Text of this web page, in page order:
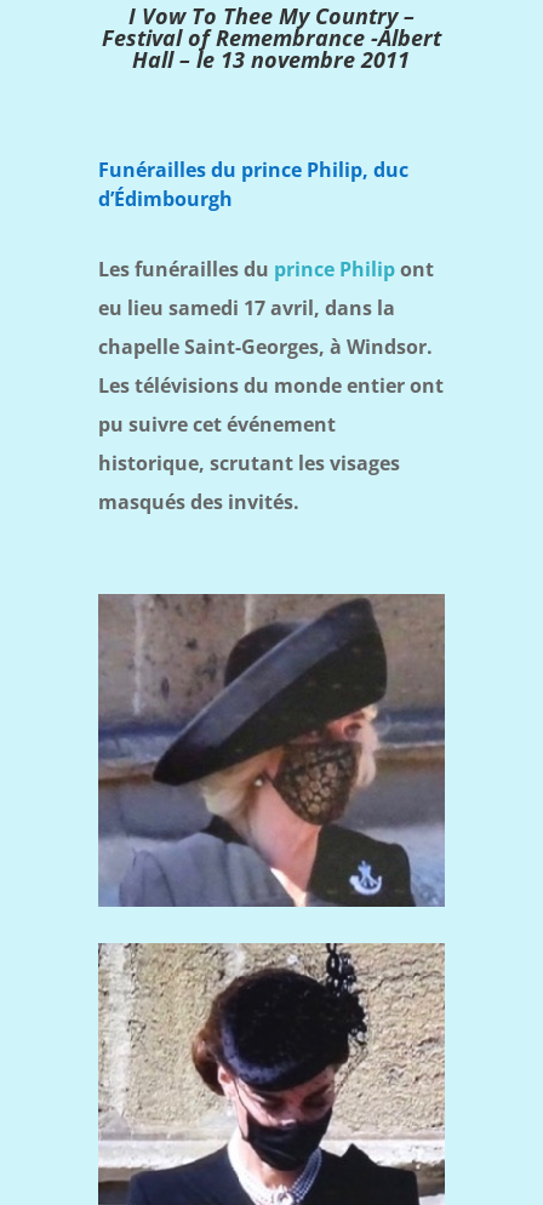
I Vow To Thee My Country –
Festival of Remembrance -Albert
Hall – le 13 novembre 2011
Funérailles du prince Philip, duc
d’Édimbourgh
Les funérailles du prince Philipont
eu lieu samedi 17 avril, dans la
chapelle Saint-Georges, à Windsor.
Les télévisions du monde entier ont
pu suivre cet événement
historique, scrutant les visages
masqués des invités.